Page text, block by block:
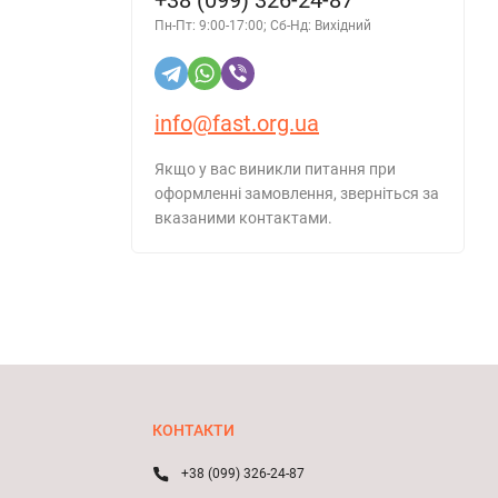
Пн-Пт: 9:00-17:00; Сб-Нд: Вихідний
info@fast.org.ua
Якщо у вас виникли питання при
оформленні замовлення, зверніться за
вказаними контактами.
КОНТАКТИ
+38 (099) 326-24-87